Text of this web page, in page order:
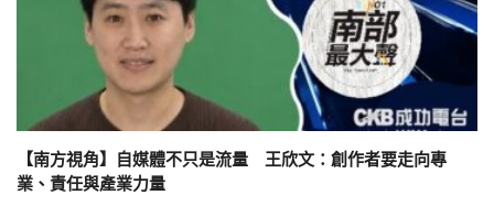
【南方視角】自媒體不只是流量 王欣文：創作者要走向專
業、責任與產業力量